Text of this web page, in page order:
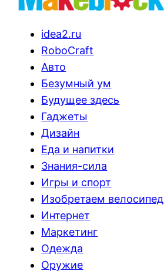
idea2.ru
RoboCraft
Авто
Безумный ум
Будущее здесь
Гаджеты
Дизайн
Еда и напитки
Знания-сила
Игры и спорт
Изобретаем велосипед
Интернет
Маркетинг
Одежда
Оружие